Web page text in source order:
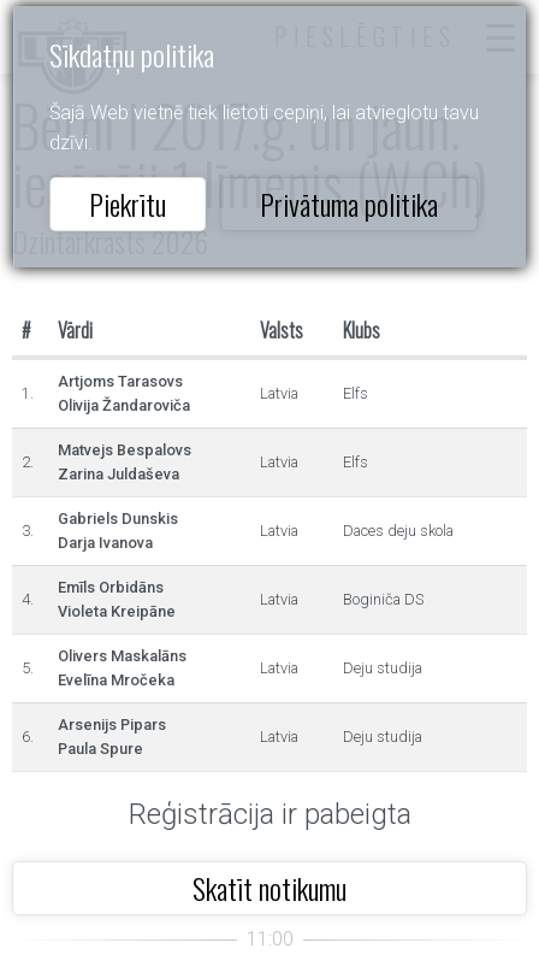
Sīkdatņu politika
Šajā Web vietnē tiek lietoti cepiņi, lai atvieglotu tavu
dzīvi.
Piekrītu Privātuma politika
Bērni I 2017.g. un jaun.
iesācēji 1.līmenis (W,Ch)
Dzintarkrasts 2026
# Vārdi Valsts Klubs
1.
Artjoms Tarasovs
Olivija Žandaroviča
Latvia Elfs
2.
Matvejs Bespalovs
Zarina Juldaševa
Latvia Elfs
3.
Gabriels Dunskis
Darja Ivanova
Latvia Daces deju skola
4.
Emīls Orbidāns
Violeta Kreipāne
Latvia Boginiča DS
5.
Olivers Maskalāns
Evelīna Mročeka
Latvia Deju studija
6.
Arsenijs Pipars
Paula Spure
Latvia Deju studija
Reģistrācija ir pabeigta
Skatīt notikumu